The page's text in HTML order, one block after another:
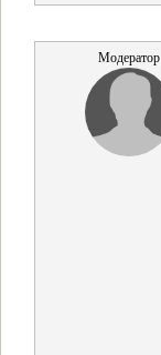
Модератор